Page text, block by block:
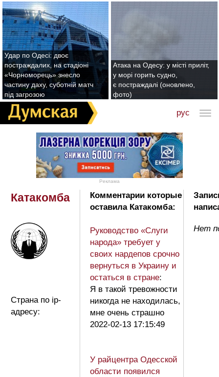
Удар по Одесі: двоє
постраждалих, на стадіоні
«Чорноморець» знесло
частину даху, суботній матч
під загрозою
Атака на Одесу: у місті приліт,
у морі горить судно,
є постраждалі (оновлено,
фото)
рус
Реклама
Катакомба
Страна по ip-
адресу:
Комментарии которые
оставила Катакомба:
Руководство «Слуги
народа» требует у
своих нардепов срочно
вернуться в Украину и
остаться в стране:
Я в такой тревожности
никогда не находилась,
мне очень страшно
2022-02-13 17:15:49
У райцентра Одесской
области появился
Нет